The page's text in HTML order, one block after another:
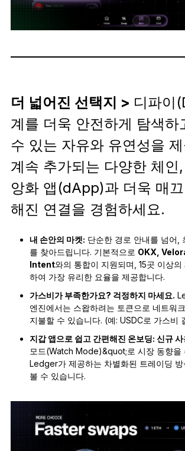
더 넓어진 선택지 > 디파이
계를 더욱 안전하게 탐색하
수 있는 자유와 유연성을
계속 추가되는 다양한 체인
앙화 앱(dApp)과 더욱 매
해진 연결을 경험하세요.
내 손안의 마켓: 단순한 경로 안내를 넘어,
를 찾아드립니다. 기본적으로 OKX,
Intent와의 통합이 지원되며, 15곳 이상의
하여 가장 유리한 요율을 제공합니다.
가스비가 부족한가요? 걱정하지 마세요.
엔진에서는 스왑하려는 토큰으로 네트워
지불할 수 있습니다. (예: USDC로 가스비
지갑 앱으로 쉽고 간편해진 온보딩: 신규
모드(Watch Mode)&quot;로 시장 동향을
Ledger가 제공하는 차별화된 트레이딩 방
볼 수 있습니다.